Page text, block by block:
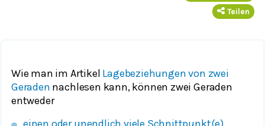
Teilen
Wie man im Artikel Lagebeziehungen von zwei
Geraden nachlesen kann, können zwei Geraden
entweder